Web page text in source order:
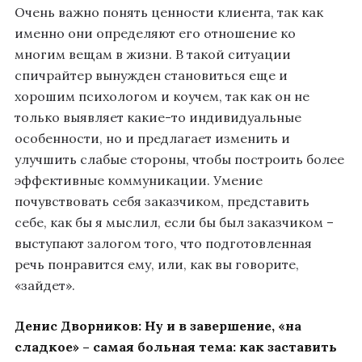
Очень важно понять ценности клиента, так как
именно они определяют его отношение ко
многим вещам в жизни. В такой ситуации
спичрайтер вынужден становиться еще и
хорошим психологом и коучем, так как он не
только выявляет какие-то индивидуальные
особенности, но и предлагает изменить и
улучшить слабые стороны, чтобы построить более
эффективные коммуникации. Умение
почувствовать себя заказчиком, представить
себе, как бы я мыслил, если бы был заказчиком –
выступают залогом того, что подготовленная
речь понравится ему, или, как вы говорите,
«зайдет».
Денис Дворников: Ну и в завершение, «на
сладкое» – самая больная тема: как заставить